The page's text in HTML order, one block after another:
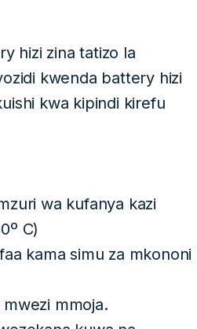
hizi zina tatizo la
kwenda battery hizi
kwa kipindi kirefu
wa kufanya kazi
C)
kama simu za mkononi
mmoja.